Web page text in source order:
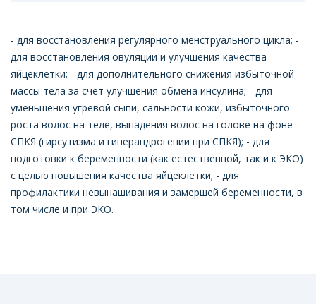
- для восстановления регулярного менструального цикла; -
для восстановления овуляции и улучшения качества
яйцеклетки; - для дополнительного снижения избыточной
массы тела за счет улучшения обмена инсулина; - для
уменьшения угревой сыпи, сальности кожи, избыточного
роста волос на теле, выпадения волос на голове на фоне
СПКЯ (гирсутизма и гиперандрогении при СПКЯ); - для
подготовки к беременности (как естественной, так и к ЭКО)
с целью повышения качества яйцеклетки; - для
профилактики невынашивания и замершей беременности, в
том числе и при ЭКО.